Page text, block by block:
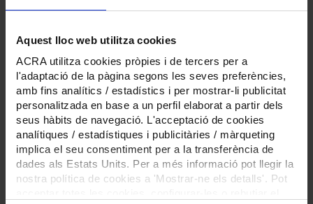
Aquest lloc web utilitza cookies
ACRA utilitza cookies pròpies i de tercers per a
l'adaptació de la pàgina segons les seves preferències,
amb fins analítics / estadístics i per mostrar-li publicitat
personalitzada en base a un perfil elaborat a partir dels
seus hàbits de navegació. L'acceptació de cookies
analítiques / estadístiques i publicitàries / màrqueting
implica el seu consentiment per a la transferència de
dades als Estats Units. Per a més informació pot llegir la
nostra política de cookies a 'Mostrar-ne els detalls'. Pot
cas necessari.
Certificat d’exempció d’IVA, en cas necessari.
Material de suport
35 - 2025 Nota informativa - Publicada la convocatòria
per la provisió dels serveis de centre de dia i residència
assistida per a gent gran en règim de concert social
Preguntes freqüents elaborades pel departament de
Drets Socials i Inclusió